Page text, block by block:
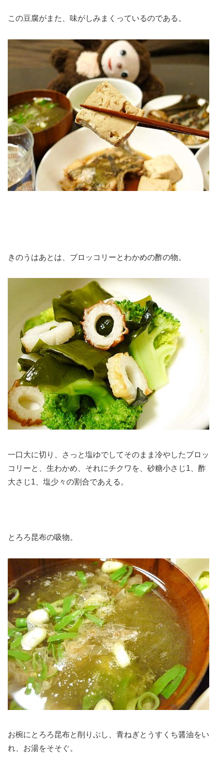
この豆腐がまた、味がしみまくっているのである。
きのうはあとは、ブロッコリーとわかめの酢の物。
一口大に切り、さっと塩ゆでしてそのまま冷やしたブロッ
コリーと、生わかめ、それにチクワを、砂糖小さじ1、酢
大さじ1、塩少々の割合であえる。
とろろ昆布の吸物。
お椀にとろろ昆布と削りぶし、青ねぎとうすくち醤油をい
れ、お湯をそそぐ。